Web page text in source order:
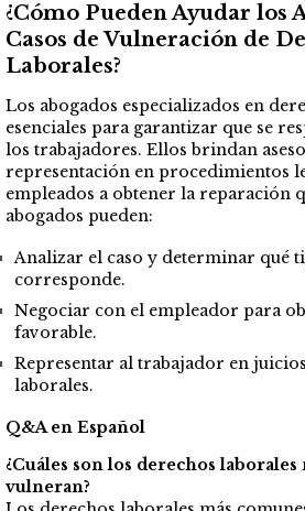
¿Cómo Pueden Ayudar los
Casos de Vulneración de
Laborales?
Los abogados especializados en
esenciales para garantizar que se
los trabajadores. Ellos brindan
representación en procedimientos
empleados a obtener la reparación
abogados pueden:
Analizar el caso y determinar qué
corresponde.
Negociar con el empleador para
favorable.
Representar al trabajador en
laborales.
Q&A en Español
¿Cuáles son los derechos
vulneran?